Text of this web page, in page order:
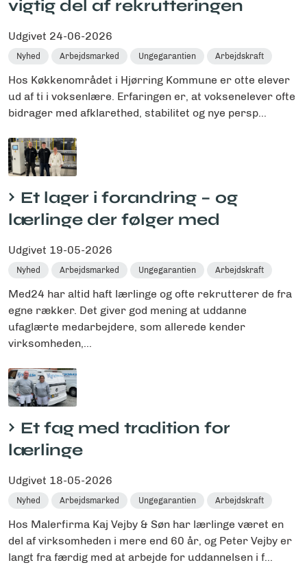
vigtig del af rekrutteringen
Udgivet 24-06-2026
Nyhed Arbejdsmarked Ungegarantien Arbejdskraft
Hos Køkkenområdet i Hjørring Kommune er otte elever
ud af ti i voksenlære. Erfaringen er, at voksenelever ofte
bidrager med afklarethed, stabilitet og nye persp...
Et lager i forandring – og
lærlinge der følger med
Udgivet 19-05-2026
Nyhed Arbejdsmarked Ungegarantien Arbejdskraft
Med24 har altid haft lærlinge og ofte rekrutterer de fra
egne rækker. Det giver god mening at uddanne
ufaglærte medarbejdere, som allerede kender
virksomheden,...
Et fag med tradition for
lærlinge
Udgivet 18-05-2026
Nyhed Arbejdsmarked Ungegarantien Arbejdskraft
Hos Malerfirma Kaj Vejby & Søn har lærlinge været en
del af virksomheden i mere end 60 år, og Peter Vejby er
langt fra færdig med at arbejde for uddannelsen i f...